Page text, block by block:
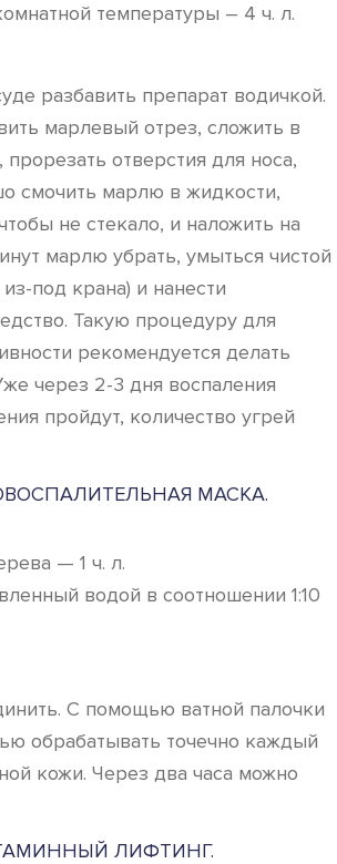
температуры – 4 ч. л.
разбавить препарат водичкой.
марлевый отрез, сложить в
отверстия для носа,
смочить марлю в жидкости,
не стекало, и наложить на
марлю убрать, умыться чистой
под крана) и нанести
Такую процедуру для
рекомендуется делать
через 2-3 дня воспаления
пройдут, количество угрей
МАСКА.
— 1 ч. л.
водой в соотношении 1:10
С помощью ватной палочки
обрабатывать точечно каждый
кожи. Через два часа можно
ЛИФТИНГ.